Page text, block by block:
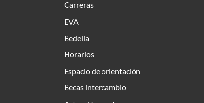
Carreras
EVA
Bedelia
Horarios
Espacio de orientación
Becas intercambio